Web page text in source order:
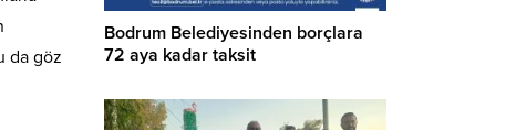
da göz
Bodrum Belediyesinden borçlara
72 aya kadar taksit